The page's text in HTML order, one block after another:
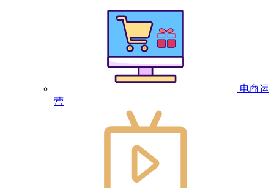
电商运
营